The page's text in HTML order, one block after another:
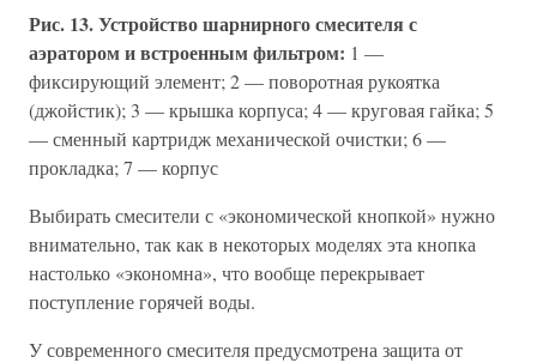
Рис. 13. Устройство шарнирного смесителя с
аэратором и встроенным фильтром: 1 —
фиксирующий элемент; 2 — поворотная рукоятка
(джойстик); 3 — крышка корпуса; 4 — круговая гайка; 5
— сменный картридж механической очистки; 6 —
прокладка; 7 — корпус
Выбирать смесители с «экономической кнопкой» нужно
внимательно, так как в некоторых моделях эта кнопка
настолько «экономна», что вообще перекрывает
поступление горячей воды.
У современного смесителя предусмотрена защита от